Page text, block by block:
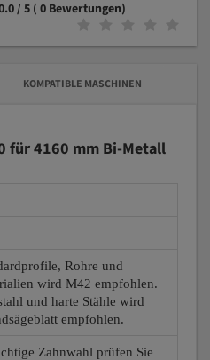
/ 5 ( 0 Bewertungen)
KOMPATIBLE MASCHINEN
für 4160 mm Bi-Metall
Rohre und
wird M42 empfohlen.
und harte Stähle wird
empfohlen.
Zahnwahl prüfen Sie